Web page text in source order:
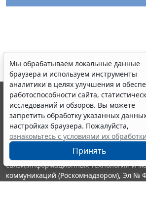
Мы обрабатываем локальные данные
браузера и используем инструменты
аналитики в целях улучшения и
работоспособности сайта,
исследований и обзоров. Вы можете
запретить обработку указанных
настройках браузера. Пожалуйста,
ознакомьтесь с условиями их обработки
Принять
© ООО "НПП "ГАРАНТ-СЕРВИС", 2026.
выпускается с 1990 года. Компания
являются участниками Российской
информации ГАРАНТ.
Портал ГАРАНТ.РУ зарегистрирован в
издания Федеральной службой по
связи,информационных технологий и
коммуникаций (Роскомнадзором), Эл №